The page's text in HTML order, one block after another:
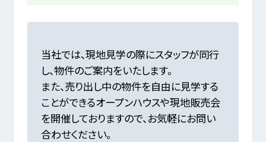
当社では、現地見学の際にスタッフが同行
し、物件のご案内をいたします。
また、売り出し中の物件を自由に見学する
ことができるオープンハウスや現地販売会
を開催しておりますので、 お気軽にお問い
合わせください。